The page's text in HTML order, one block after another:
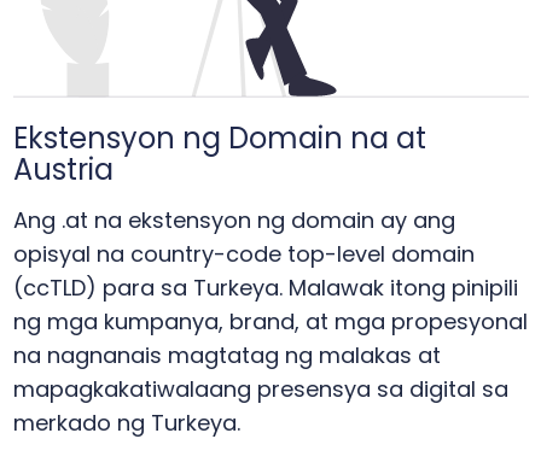
Ekstensyon ng Domain na at
Austria
Ang .at na ekstensyon ng domain ay ang
opisyal na country-code top-level domain
(ccTLD) para sa Turkeya. Malawak itong pinipili
ng mga kumpanya, brand, at mga propesyonal
na nagnanais magtatag ng malakas at
mapagkakatiwalaang presensya sa digital sa
merkado ng Turkeya.